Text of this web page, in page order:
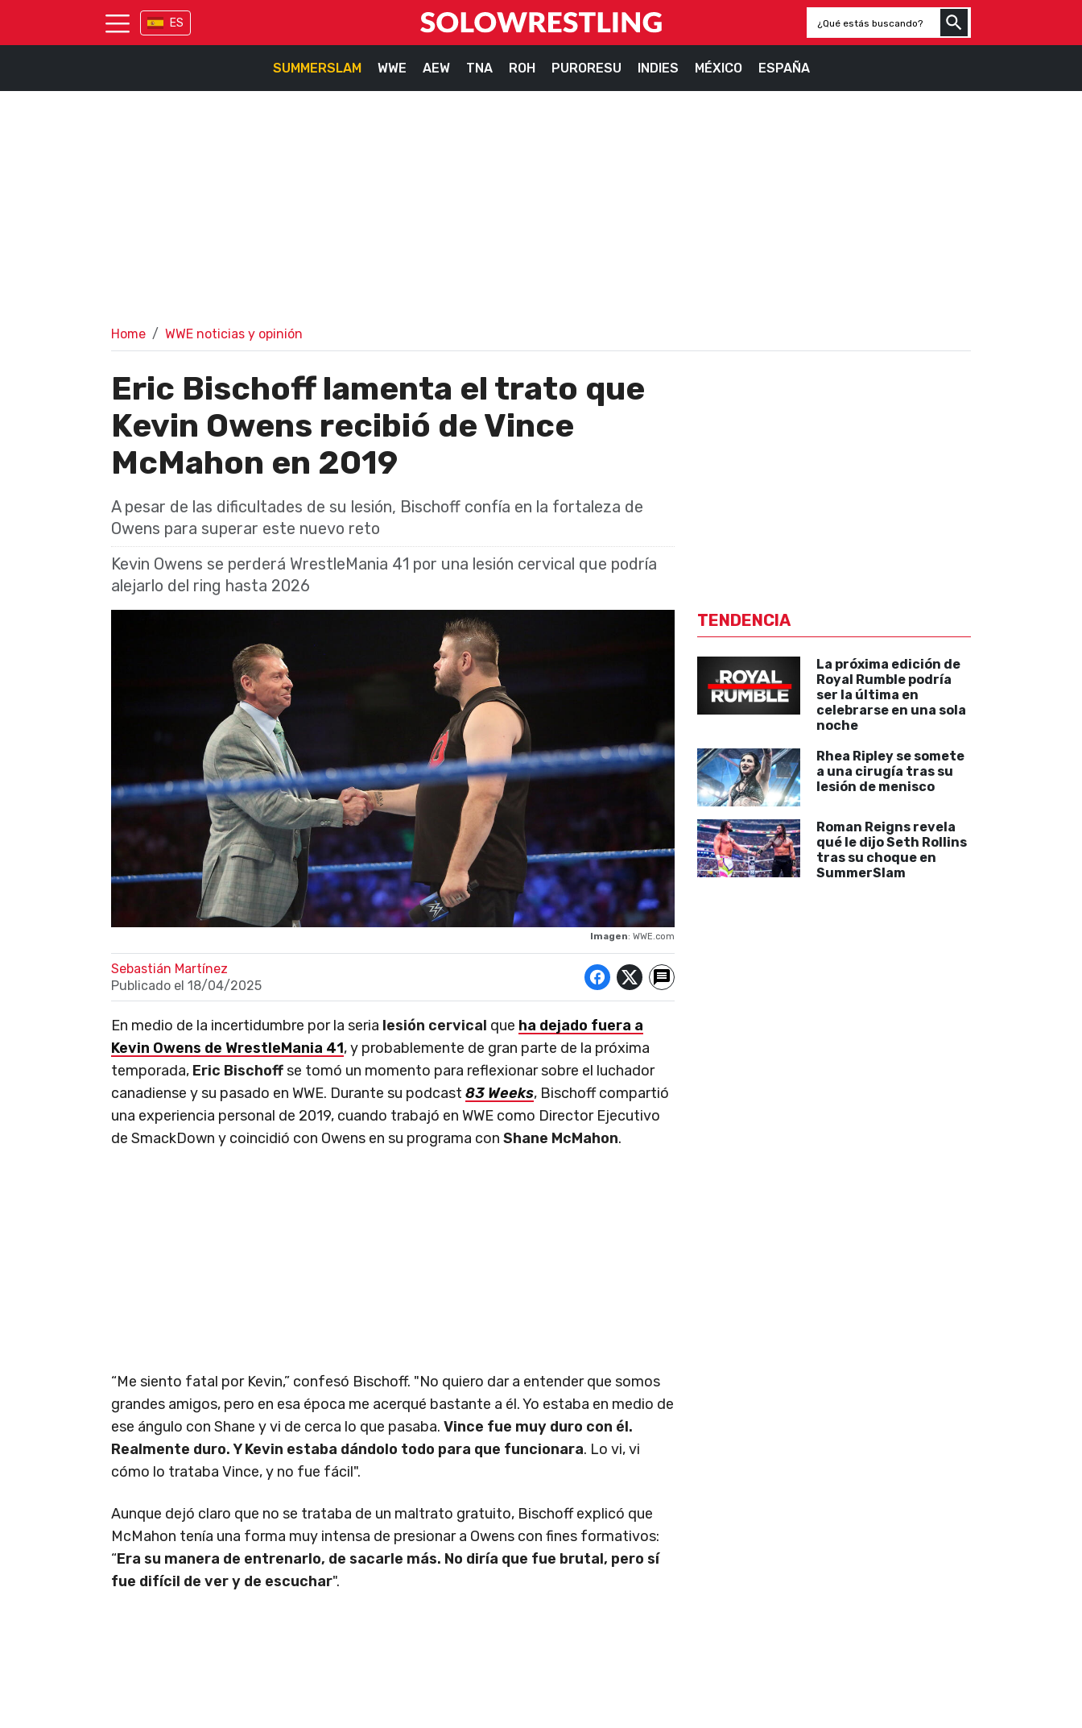
ES
SUMMERSLAM WWE AEW TNA ROH PURORESU INDIES MÉXICO ESPAÑA
Home WWE noticias y opinión
Eric Bischoff lamenta el trato que
Kevin Owens recibió de Vince
McMahon en 2019
A pesar de las dificultades de su lesión, Bischoff confía en la fortaleza de
Owens para superar este nuevo reto
Kevin Owens se perderá WrestleMania 41 por una lesión cervical que podría
alejarlo del ring hasta 2026
Imagen: WWE.com
Sebastián Martínez
Publicado el 18/04/2025
En medio de la incertidumbre por la seria lesión cervical que ha dejado fuera a
Kevin Owens de WrestleMania 41, y probablemente de gran parte de la próxima
temporada, Eric Bischoffse tomó un momento para reflexionar sobre el luchador
canadiense y su pasado en WWE. Durante su podcast 83 Weeks, Bischoff compartió
una experiencia personal de 2019, cuando trabajó en WWE como Director Ejecutivo
de SmackDown y coincidió con Owens en su programa con Shane McMahon.
“Me siento fatal por Kevin,” confesó Bischoff. "No quiero dar a entender que somos
grandes amigos, pero en esa época me acerqué bastante a él. Yo estaba en medio de
ese ángulo con Shane y vi de cerca lo que pasaba. Vince fue muy duro con él.
Realmente duro. Y Kevin estaba dándolo todo para que funcionara. Lo vi, vi
cómo lo trataba Vince, y no fue fácil".
Aunque dejó claro que no se trataba de un maltrato gratuito, Bischoff explicó que
McMahon tenía una forma muy intensa de presionar a Owens con fines formativos:
“Era su manera de entrenarlo, de sacarle más. No diría que fue brutal, pero sí
fue difícil de ver y de escuchar".
TENDENCIA
La próxima edición de
Royal Rumble podría
ser la última en
celebrarse en una sola
noche
Rhea Ripley se somete
a una cirugía tras su
lesión de menisco
Roman Reigns revela
qué le dijo Seth Rollins
tras su choque en
SummerSlam